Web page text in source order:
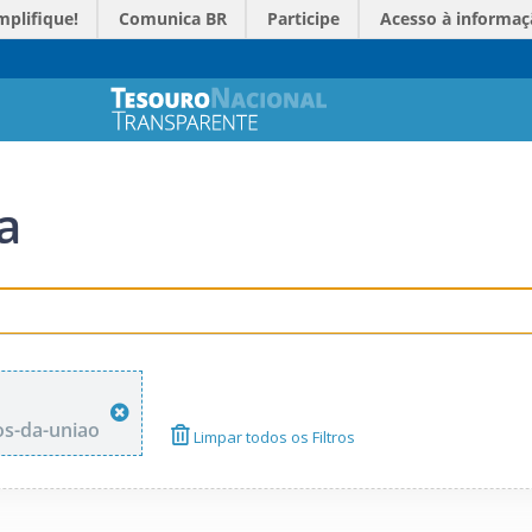
Comunica BR Participe Acesso à
da-uniao Limpar todos os Filtros